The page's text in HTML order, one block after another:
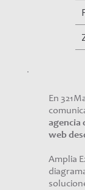
En
agencia
web
Amplia